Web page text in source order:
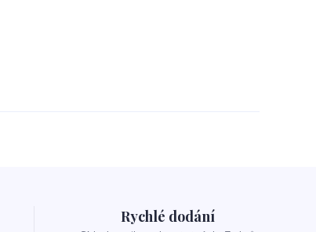
Rychlé dodání